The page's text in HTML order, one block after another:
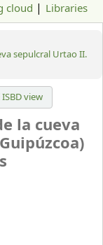
cloud Libraries
sepulcral Urtao II.
ISBD view
la cueva